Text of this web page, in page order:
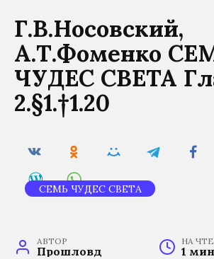
Г.В.Носовский,
А.Т.Фоменко
ЧУДЕС СВЕТА
2.§1.†1.20
СЕМЬ ЧУДЕС СВЕТА
АВТОР
Прошловѣд
НА
1 мин